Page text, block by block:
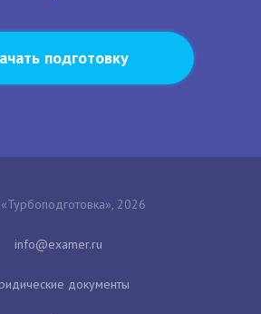
подготовку
2026
документы